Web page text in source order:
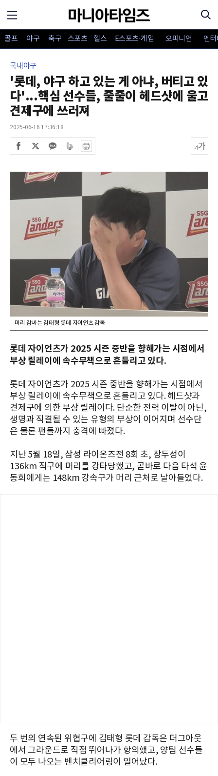
골프 야구 축구 스포츠 헬스 E스포츠·게임 오피니언 엔
국내야구
'롯데, 야구 하고 있는 게 아냐, 버티고 있
다'...핵심 선수들, 줄줄이 헤드샷에 울고
견제구에 쓰러져
2025-06-16 17:36:18
머리 감싸는 김태형 롯데 자이언츠 감독
롯데 자이언츠가 2025 시즌 중반을 향해가는 시점에서
부상 릴레이에 속수무책으로 흔들리고 있다.
롯데 자이언츠가 2025 시즌 중반을 향해가는 시점에서
부상 릴레이에 속수무책으로 흔들리고 있다. 헤드샷과
견제구에 의한 부상 릴레이 다. 단순한 전력 이탈이 아닌,
생명과 직결될 수 있는 유형의 부상이 이어지며 선수단
은 물론 팬들까지 충격에 빠졌다.
지난 5월 18일, 삼성 라이온즈전 8회 초, 장두성이
136km 직구에 머리를 강타당했고, 곧바로 다음 타석 윤
동희에게는 148km 강속구가 머리 근처로 날아들었다.
두 번의 연속된 위협구에 김태형 롯데 감독은 더그아웃
에서 그라운드로 직접 뛰어나가 항의했고, 양팀 선수들
이 모두 나오는 벤치클리어링이 일어났다.